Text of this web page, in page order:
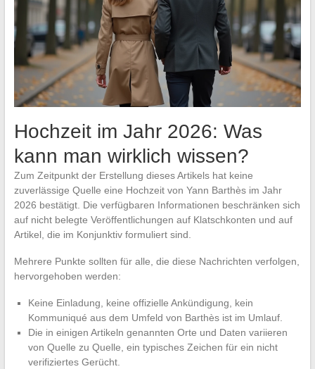
Hochzeit im Jahr 2026: Was
kann man wirklich wissen?
Zum Zeitpunkt der Erstellung dieses Artikels hat keine
zuverlässige Quelle eine Hochzeit von Yann Barthès im Jahr
2026 bestätigt. Die verfügbaren Informationen beschränken sich
auf nicht belegte Veröffentlichungen auf Klatschkonten und auf
Artikel, die im Konjunktiv formuliert sind.
Mehrere Punkte sollten für alle, die diese Nachrichten verfolgen,
hervorgehoben werden:
Keine Einladung, keine offizielle Ankündigung, kein
Kommuniqué aus dem Umfeld von Barthès ist im Umlauf.
Die in einigen Artikeln genannten Orte und Daten variieren
von Quelle zu Quelle, ein typisches Zeichen für ein nicht
verifiziertes Gerücht.